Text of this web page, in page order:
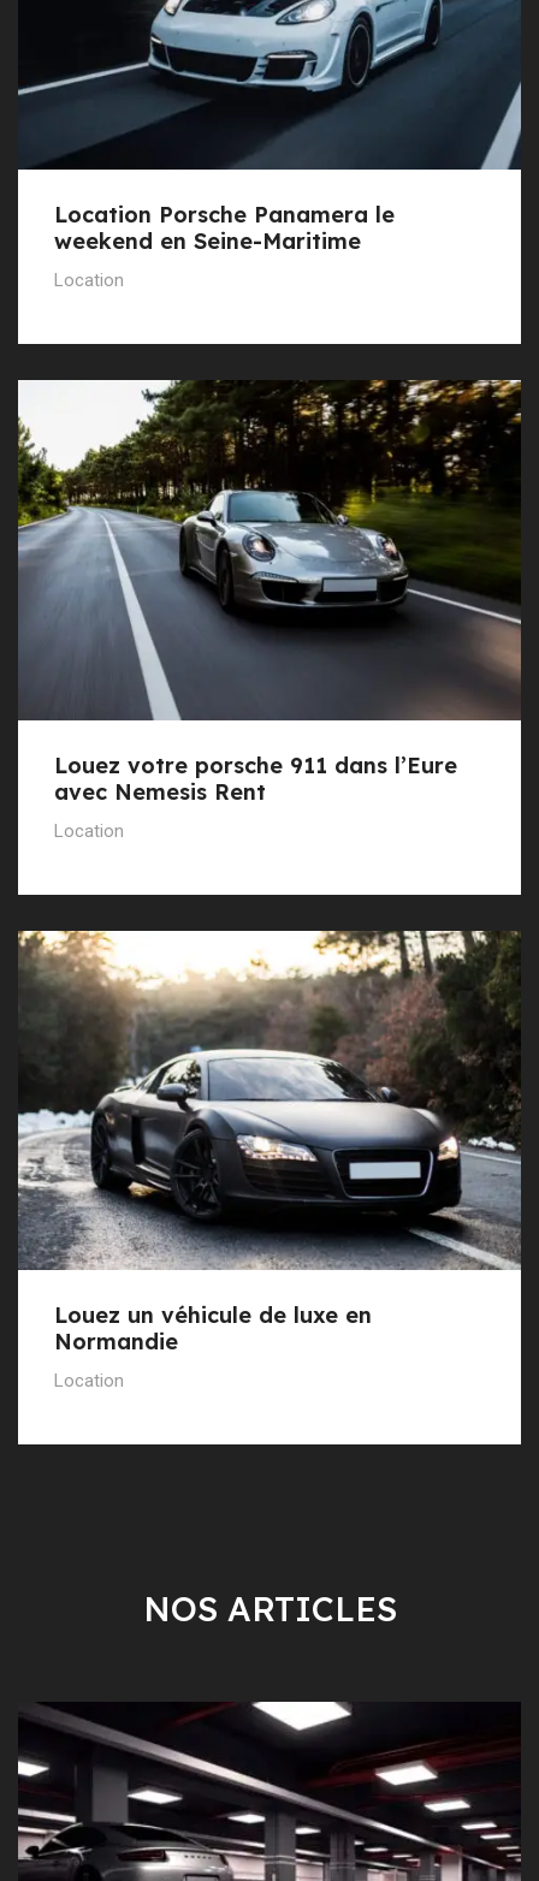
Location Porsche Panamera le
weekend en Seine-Maritime
Location
Louez votre porsche 911 dans l’Eure
avec Nemesis Rent
Location
Louez un véhicule de luxe en
Normandie
Location
NOS ARTICLES